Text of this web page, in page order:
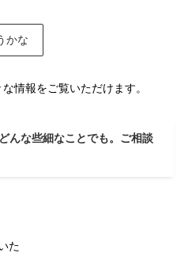
かな
情報をご覧いただけます。
んな些細なことでも。ご相談
た